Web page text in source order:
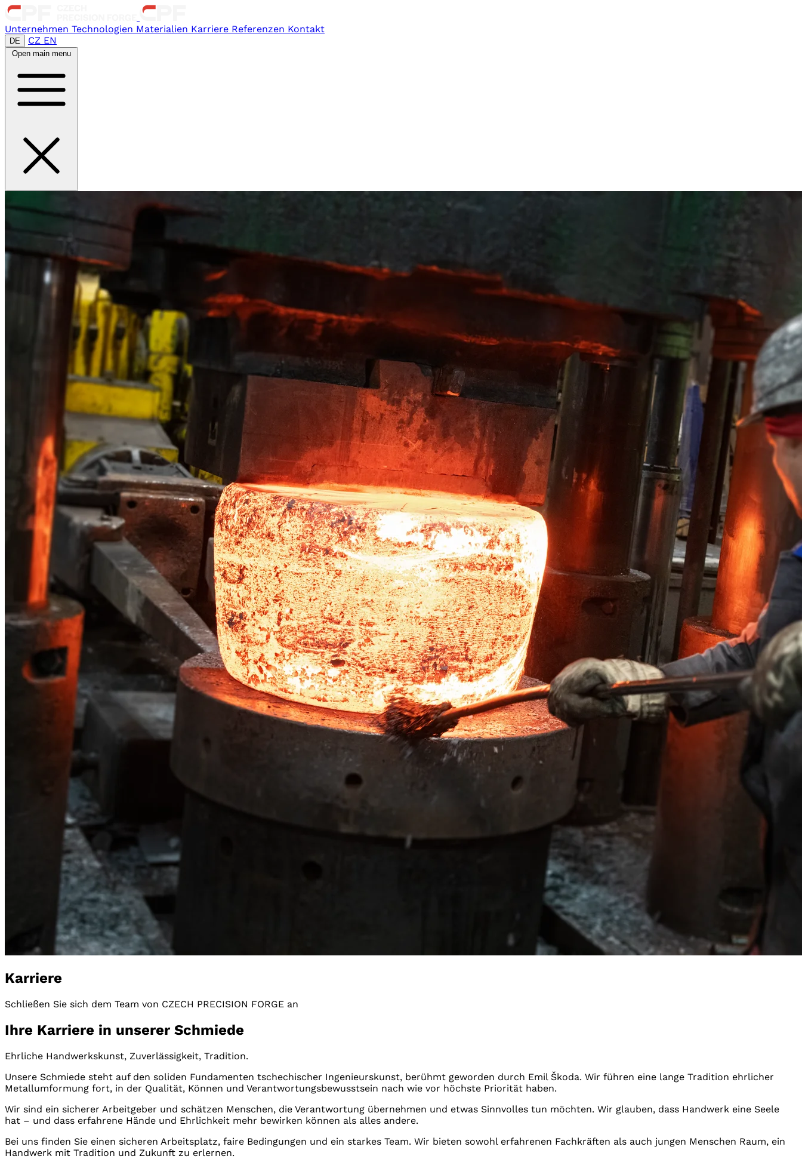
Unternehmen Technologien Materialien Karriere Referenzen Kontakt
DE CZ EN
Open main menu
Karriere
Schließen Sie sich dem Team von CZECH PRECISION FORGE an
Ihre Karriere in unserer Schmiede
Ehrliche Handwerkskunst, Zuverlässigkeit, Tradition.
Unsere Schmiede steht auf den soliden Fundamenten tschechischer Ingenieurskunst, berühmt geworden durch Emil Škoda. Wir führen eine lange Tradition ehrlicher
Metallumformung fort, in der Qualität, Können und Verantwortungsbewusstsein nach wie vor höchste Priorität haben.
Wir sind ein sicherer Arbeitgeber und schätzen Menschen, die Verantwortung übernehmen und etwas Sinnvolles tun möchten. Wir glauben, dass Handwerk eine Seele
hat – und dass erfahrene Hände und Ehrlichkeit mehr bewirken können als alles andere.
Bei uns finden Sie einen sicheren Arbeitsplatz, faire Bedingungen und ein starkes Team. Wir bieten sowohl erfahrenen Fachkräften als auch jungen Menschen Raum, ein
Handwerk mit Tradition und Zukunft zu erlernen.